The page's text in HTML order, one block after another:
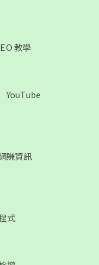
教學
YouTube
賺資訊
式